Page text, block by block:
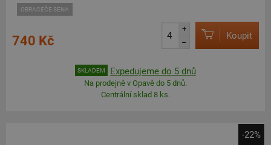
OBRACEČE SENA
740 Kč
+
–
Koupit
SKLADEM Expedujeme do 5 dnů
Na prodejně v Opavě do 5 dnů.
Centrální sklad 8 ks.
-22%